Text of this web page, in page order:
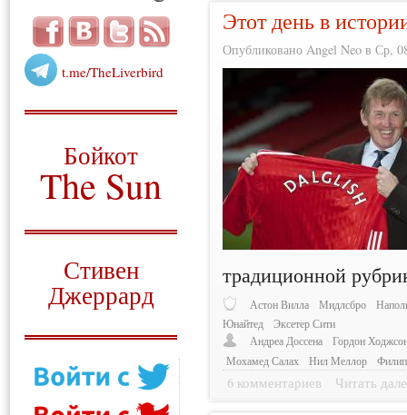
t.me/TheLiverbird
Бойкот
The Sun
Стивен
Джеррард
Этот день в
Опубликовано Angel Neo в Ср,
традиционной
Астон Вилла Мидлсбро
Юнайтед
Эксетер Сити
Андреа Доссена
Гордон
Мохамед Салах
Нил Меллор
6 комментариев Читать